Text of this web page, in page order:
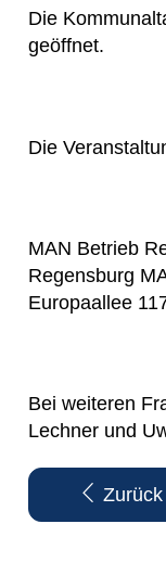
Die
geöffnet.
Die
MAN Betrieb
Regensburg
Europaallee
Bei weiteren
Lechner und
Zurück